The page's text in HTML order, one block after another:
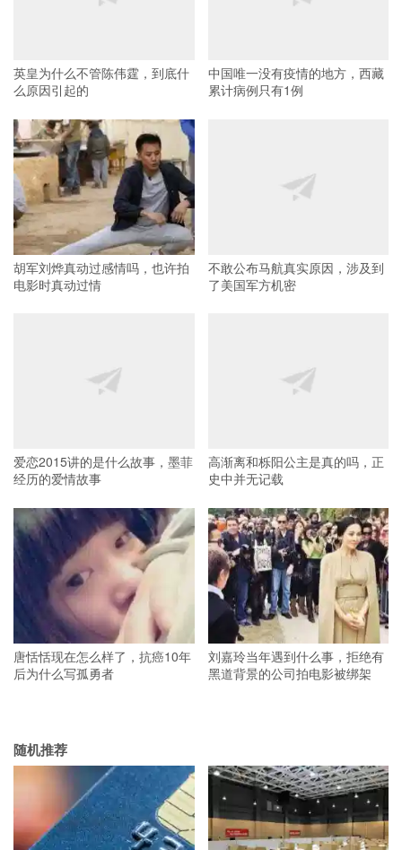
英皇为什么不管陈伟霆，到底什
么原因引起的
中国唯一没有疫情的地方，西藏
累计病例只有1例
胡军刘烨真动过感情吗，也许拍
电影时真动过情
不敢公布马航真实原因，涉及到
了美国军方机密
爱恋2015讲的是什么故事，墨菲
经历的爱情故事
高渐离和栎阳公主是真的吗，正
史中并无记载
唐恬恬现在怎么样了，抗癌10年
后为什么写孤勇者
刘嘉玲当年遇到什么事，拒绝有
黑道背景的公司拍电影被绑架
随机推荐